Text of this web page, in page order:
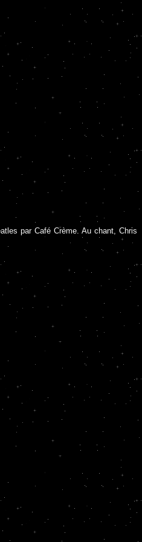
par Café Crème. Au chant, Chris